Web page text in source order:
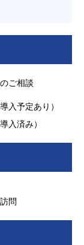
ご相談
入予定あり）
入済み）
問